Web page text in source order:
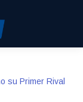
su Primer Rival